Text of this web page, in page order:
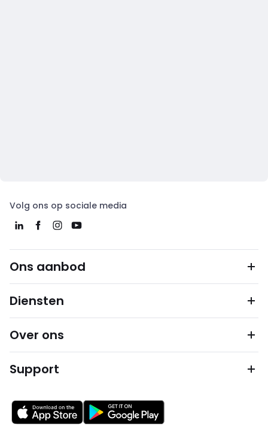
Volg ons op sociale media
Ons aanbod
Diensten
Over ons
Support